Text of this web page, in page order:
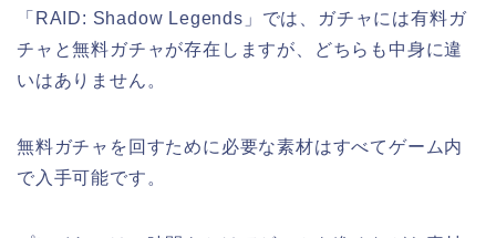
「RAID: Shadow Legends」では、ガチャには有料ガ
チャと無料ガチャが存在しますが、どちらも中身に違
いはありません。
無料ガチャを回すために必要な素材はすべてゲーム内
で入手可能です。